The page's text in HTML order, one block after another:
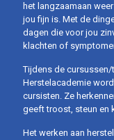
het langzaamaan
jou fijn is. Met de
dagen die voor jou
klachten of
Tijdens de
Herstelacademie
cursisten. Ze
geeft troost, steun en
Het werken aan